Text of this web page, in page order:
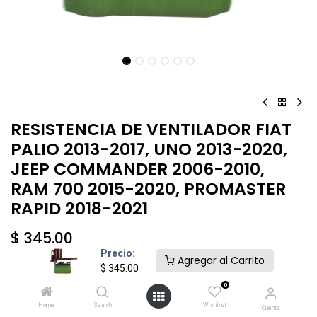
Precio:
$ 345.00
Agregar al Carrito
Home Search
0
Wishlist Cuenta
RESISTENCIA DE VENTILADOR FIAT
PALIO 2013-2017, UNO 2013-2020,
JEEP COMMANDER 2006-2010,
RAM 700 2015-2020, PROMASTER
RAPID 2018-2021
$ 345.00